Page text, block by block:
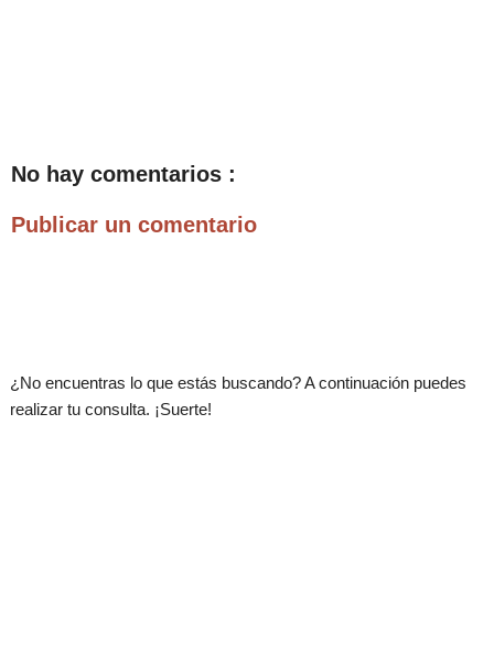
No hay comentarios :
Publicar un comentario
¿No encuentras lo que estás buscando? A continuación puedes
realizar tu consulta. ¡Suerte!